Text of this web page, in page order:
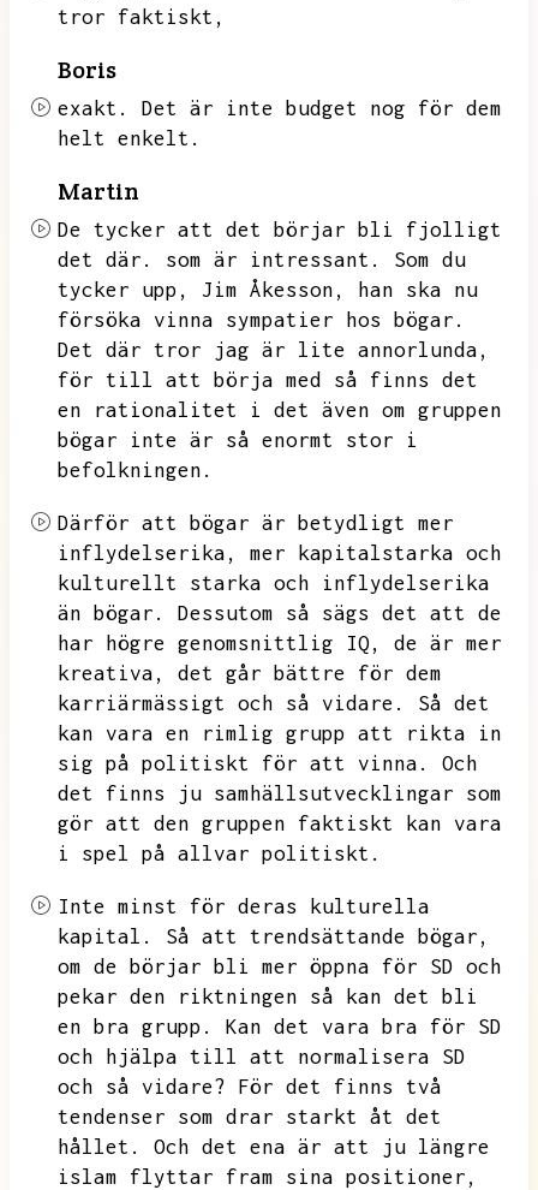
tror faktiskt,
Boris
exakt.
Det är inte budget nog för dem
helt enkelt.
Martin
De tycker att det börjar bli fjolligt
det där.
som är intressant.
Som du
tycker upp,
Jim Åkesson,
han ska nu
försöka vinna sympatier hos bögar.
Det där tror jag är lite annorlunda,
för till att börja med så finns det
en rationalitet i det även om gruppen
bögar inte är så enormt stor i
befolkningen.
Därför att bögar är betydligt mer
inflydelserika,
mer kapitalstarka och
kulturellt starka och inflydelserika
än bögar.
Dessutom så sägs det att de
har högre genomsnittlig IQ,
de är mer
kreativa,
det går bättre för dem
karriärmässigt och så vidare.
Så det
kan vara en rimlig grupp att rikta in
sig på politiskt för att vinna.
Och
det finns ju samhällsutvecklingar som
gör att den gruppen faktiskt kan vara
i spel på allvar politiskt.
Inte minst för deras kulturella
kapital.
Så att trendsättande bögar,
om de börjar bli mer öppna för SD och
pekar den riktningen så kan det bli
en bra grupp.
Kan det vara bra för SD
och hjälpa till att normalisera SD
och så vidare?
För det finns två
tendenser som drar starkt åt det
hållet.
Och det ena är att ju längre
islam flyttar fram sina positioner,